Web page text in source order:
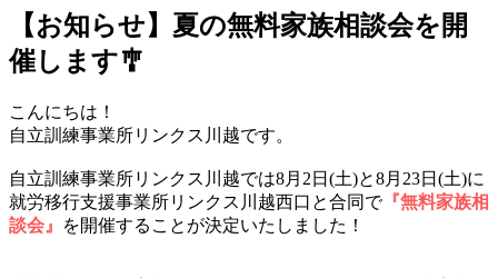
【お知らせ】夏の無料家族相談会を開
催します🎐
こんにちは！
自立訓練事業所リンクス川越です。
自立訓練事業所リンクス川越では8月2日(土)と8月23日(土)に
就労移行支援事業所リンクス川越西口と合同で『無料家族相
談会』
を開催することが決定いたしました！